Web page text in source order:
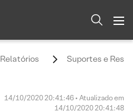
Relatórios Suportes e
14/10/2020 20:41:46 • Atualizado em
14/10/2020 20:41:48